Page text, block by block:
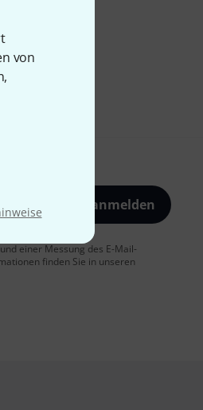
von
Jetzt anmelden
einer Messung des E-Mail-
finden Sie in unseren